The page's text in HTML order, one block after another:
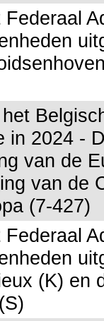
in 2024 -
van de
van de
(7-427)
(K) en